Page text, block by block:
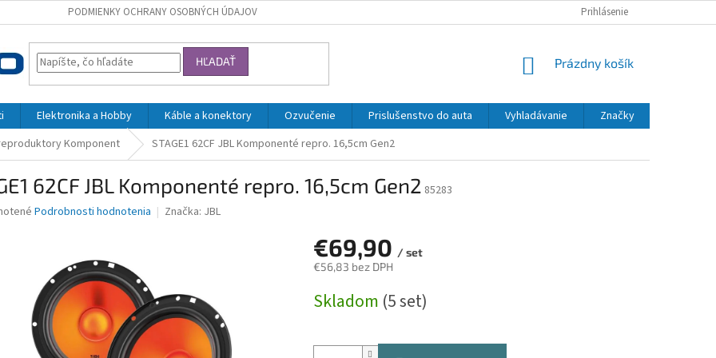
PODMIENKY OCHRANY OSOBNÝCH ÚDAJOV Prihlásenie
HĽADAŤ
NÁKUPNÝ
Prázdny košík
Elektronika a Hobby Káble a konektory Ozvučenie Prislušenstvo do auta Vyhladávanie
Značky
Komponent STAGE1 62CF JBL Komponenté repro. 16,5cm Gen2
62CF JBL Komponenté repro. 16,5cm Gen2 85283
Podrobnosti hodnotenia Značka: JBL
€69,90 / set
€56,83 bez DPH
cena:
Skladom (5 set)